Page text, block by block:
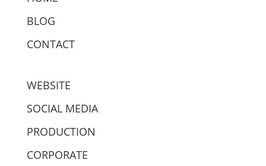
BLOG
CONTACT
WEBSITE
SOCIAL MEDIA
PRODUCTION
CORPORATE